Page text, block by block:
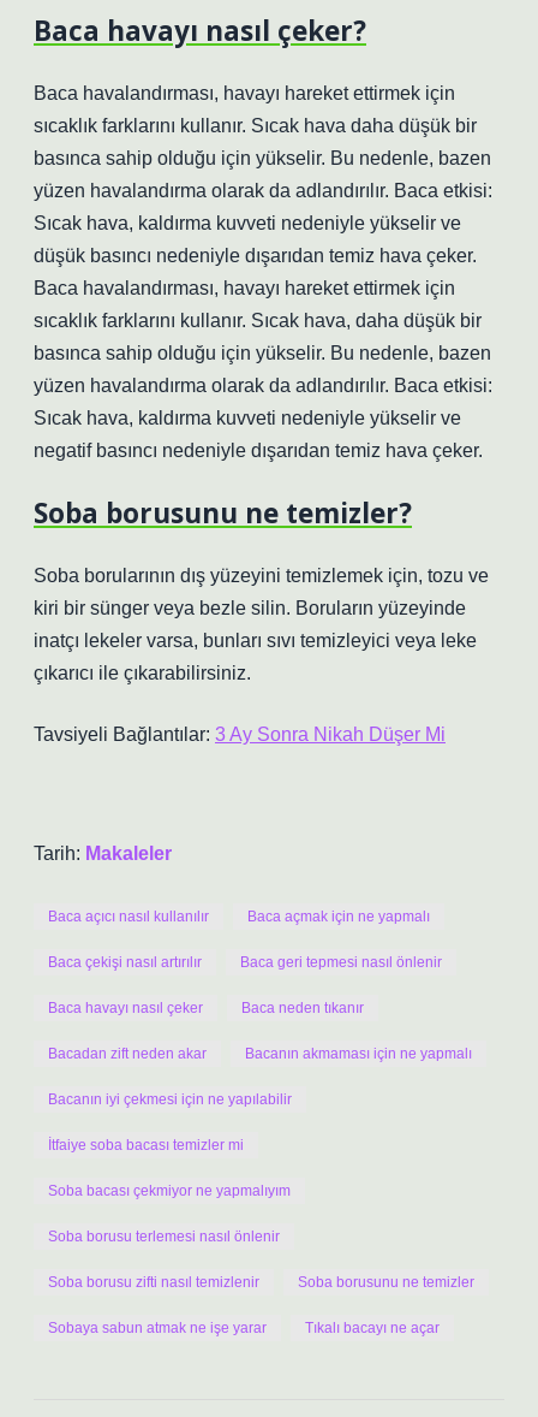
Baca havayı nasıl çeker?
Baca havalandırması, havayı hareket ettirmek için
sıcaklık farklarını kullanır. Sıcak hava daha düşük bir
basınca sahip olduğu için yükselir. Bu nedenle, bazen
yüzen havalandırma olarak da adlandırılır. Baca etkisi:
Sıcak hava, kaldırma kuvveti nedeniyle yükselir ve
düşük basıncı nedeniyle dışarıdan temiz hava çeker.
Baca havalandırması, havayı hareket ettirmek için
sıcaklık farklarını kullanır. Sıcak hava, daha düşük bir
basınca sahip olduğu için yükselir. Bu nedenle, bazen
yüzen havalandırma olarak da adlandırılır. Baca etkisi:
Sıcak hava, kaldırma kuvveti nedeniyle yükselir ve
negatif basıncı nedeniyle dışarıdan temiz hava çeker.
Soba borusunu ne temizler?
Soba borularının dış yüzeyini temizlemek için, tozu ve
kiri bir sünger veya bezle silin. Boruların yüzeyinde
inatçı lekeler varsa, bunları sıvı temizleyici veya leke
çıkarıcı ile çıkarabilirsiniz.
Tavsiyeli Bağlantılar: 3 Ay Sonra Nikah Düşer Mi
Tarih: Makaleler
Baca açıcı nasıl kullanılır Baca açmak için ne yapmalı
Baca çekişi nasıl artırılır Baca geri tepmesi nasıl önlenir
Baca havayı nasıl çeker Baca neden tıkanır
Bacadan zift neden akar Bacanın akmaması için ne yapmalı
Bacanın iyi çekmesi için ne yapılabilir
İtfaiye soba bacası temizler mi
Soba bacası çekmiyor ne yapmalıyım
Soba borusu terlemesi nasıl önlenir
Soba borusu zifti nasıl temizlenir Soba borusunu ne temizler
Sobaya sabun atmak ne işe yarar Tıkalı bacayı ne açar